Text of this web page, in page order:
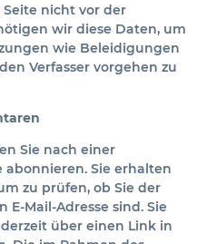
nicht vor der
wir diese Daten, um
wie Beleidigungen
Verfasser vorgehen zu
Sie nach einer
Sie erhalten
zu prüfen, ob Sie der
Mail-Adresse sind. Sie
über einen Link in